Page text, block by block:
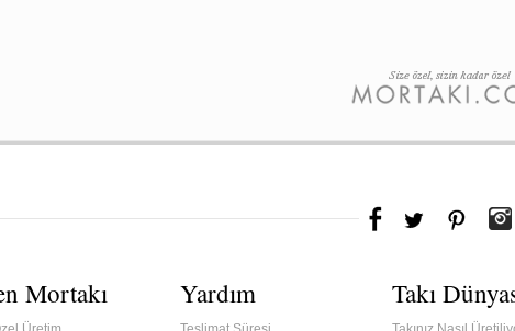
Mortakı Yardım Takı